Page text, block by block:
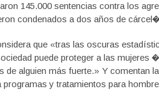
145.000 sentencias contra los
condenados a dos años de
que «tras las oscuras
puede proteger a las mujeres
de alguien más fuerte.» Y comentan
programas y tratamientos para